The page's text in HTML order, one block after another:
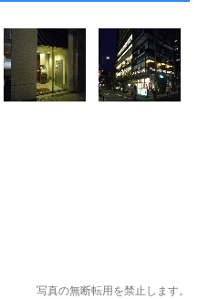
写真の無断転用を禁止します。